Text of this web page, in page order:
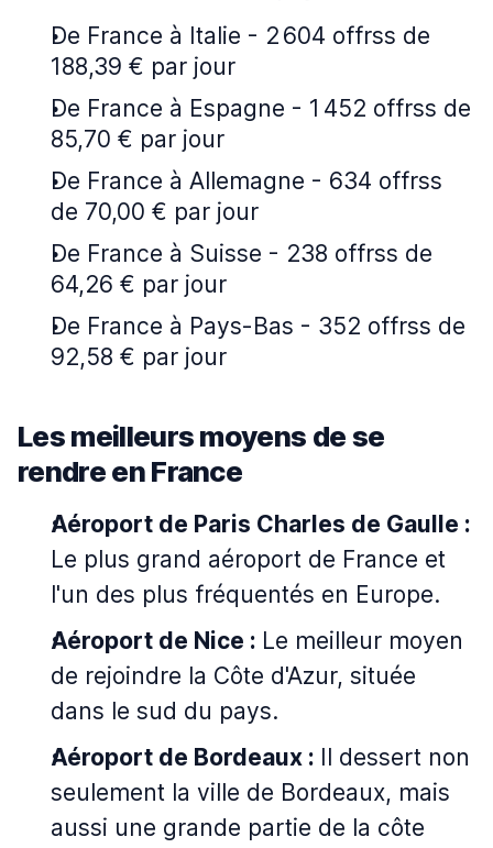
De France à Italie - 2 604 offrss de
188,39 € par jour
De France à Espagne - 1 452 offrss de
85,70 € par jour
De France à Allemagne - 634 offrss
de 70,00 € par jour
De France à Suisse - 238 offrss de
64,26 € par jour
De France à Pays-Bas - 352 offrss de
92,58 € par jour
Les meilleurs moyens de se
rendre en France
Aéroport de Paris Charles de Gaulle :
Le plus grand aéroport de France et
l'un des plus fréquentés en Europe.
Aéroport de Nice : Le meilleur moyen
de rejoindre la Côte d'Azur, située
dans le sud du pays.
Aéroport de Bordeaux : Il dessert non
seulement la ville de Bordeaux, mais
aussi une grande partie de la côte